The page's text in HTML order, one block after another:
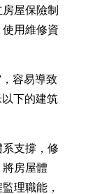
屋保險制
用維修資
容易導致
下的建筑
支撐，修
房屋體
理職能，